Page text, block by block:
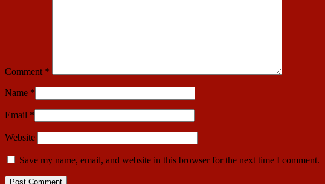
Comment *
Name *
Email *
Website
Save my name, email, and website in this browser for the next time I comment.